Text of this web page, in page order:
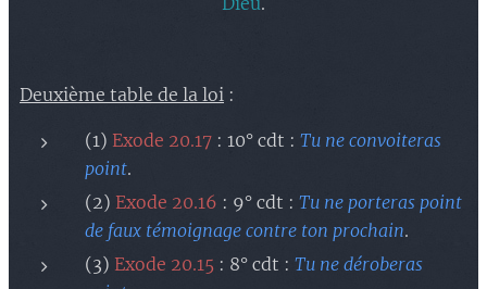
Deuxième table de la loi :
(1) Exode 20.17 : 10° cdt : Tu ne convoiteras
point.
(2) Exode 20.16 : 9° cdt : Tu ne porteras point
de faux témoignage contre ton prochain.
(3) Exode 20.15 : 8° cdt : Tu ne déroberas